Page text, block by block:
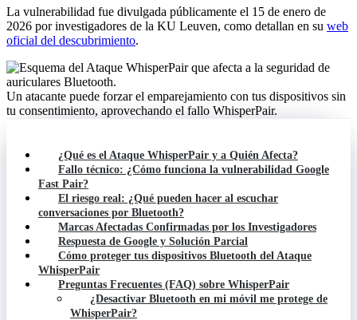
La vulnerabilidad fue divulgada públicamente el 15 de enero de
2026 por investigadores de la KU Leuven, como detallan en su web
oficial del descubrimiento.
Un atacante puede forzar el emparejamiento con tus dispositivos sin
tu consentimiento, aprovechando el fallo WhisperPair.
¿Qué es el Ataque WhisperPair y a Quién Afecta?
Fallo técnico: ¿Cómo funciona la vulnerabilidad Google
Fast Pair?
El riesgo real: ¿Qué pueden hacer al escuchar
conversaciones por Bluetooth?
Marcas Afectadas Confirmadas por los Investigadores
Respuesta de Google y Solución Parcial
Cómo proteger tus dispositivos Bluetooth del Ataque
WhisperPair
Preguntas Frecuentes (FAQ) sobre WhisperPair
¿Desactivar Bluetooth en mi móvil me protege de
WhisperPair?